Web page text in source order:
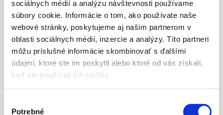
sociálnych médií a analýzu návštevnosti používame
súbory cookie. Informácie o tom, ako používate naše
webové stránky, poskytujeme aj našim partnerom v
oblasti sociálnych médií, inzercie a analýzy. Títo partneri
môžu príslušné informácie skombinovať s ďalšími
údajmi, ktoré ste im poskytli alebo ktoré od vás získali,
keď ste používali ich služby.
Potrebné
35.90
KTM RED BULL ZIMNÝ SVETER
ZOBRAZIŤ VIAC